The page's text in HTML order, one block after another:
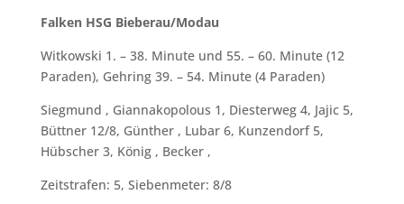
Falken HSG Bieberau/Modau
Witkowski 1. – 38. Minute und 55. – 60. Minute (12
Paraden), Gehring 39. – 54. Minute (4 Paraden)
Siegmund , Giannakopolous 1, Diesterweg 4, Jajic 5,
Büttner 12/8, Günther , Lubar 6, Kunzendorf 5,
Hübscher 3, König , Becker ,
Zeitstrafen: 5, Siebenmeter: 8/8